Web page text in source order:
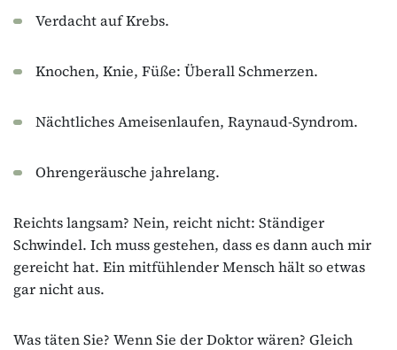
Verdacht auf Krebs.
Knochen, Knie, Füße: Überall Schmerzen.
Nächtliches Ameisenlaufen, Raynaud-Syndrom.
Ohrengeräusche jahrelang.
Reichts langsam? Nein, reicht nicht: Ständiger
Schwindel. Ich muss gestehen, dass es dann auch mir
gereicht hat. Ein mitfühlender Mensch hält so etwas
gar nicht aus.
Was täten Sie? Wenn Sie der Doktor wären? Gleich